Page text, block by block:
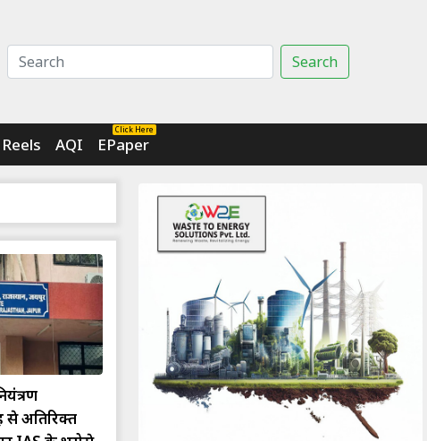
Search
Reels AQI
Click Here
EPaper
अतिरिक्त